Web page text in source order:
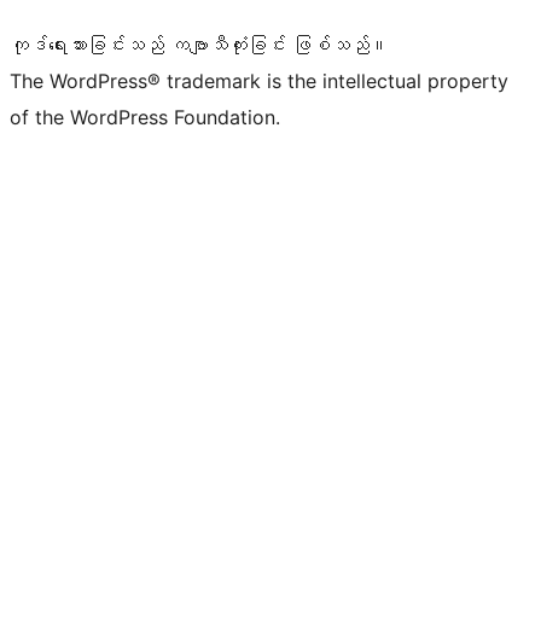
ကုဒ်ရေးသားခြင်းသည် ကဗျာသီကုံးခြင်း ဖြစ်သည်။
The WordPress® trademark is the intellectual property
of the WordPress Foundation.